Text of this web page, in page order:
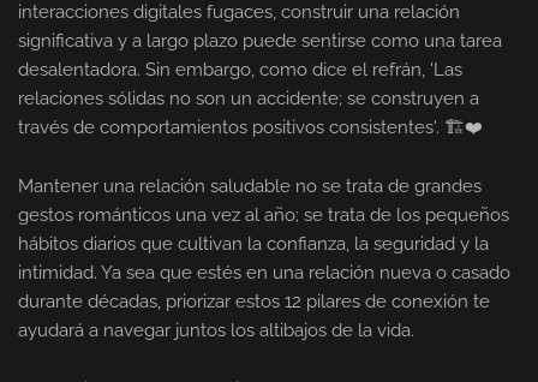
interacciones digitales fugaces, construir una relación
significativa y a largo plazo puede sentirse como una tarea
desalentadora. Sin embargo, como dice el refrán, 'Las
relaciones sólidas no son un accidente; se construyen a
través de comportamientos positivos consistentes'. 🏗️❤️
Mantener una relación saludable no se trata de grandes
gestos románticos una vez al año; se trata de los pequeños
hábitos diarios que cultivan la confianza, la seguridad y la
intimidad. Ya sea que estés en una relación nueva o casado
durante décadas, priorizar estos 12 pilares de conexión te
ayudará a navegar juntos los altibajos de la vida.